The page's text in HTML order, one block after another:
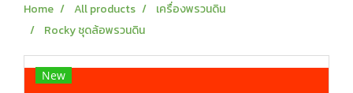
Home All products
เครื่องพรวนดิน
Rocky ชุดล้อพรวนดิน
New